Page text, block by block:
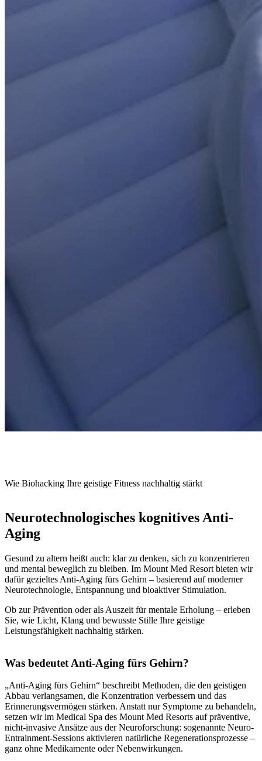
Wie Biohacking Ihre geistige Fitness nachhaltig stärkt
Neurotechnologisches kognitives Anti-
Aging
Gesund zu altern heißt auch: klar zu denken, sich zu konzentrieren
und mental beweglich zu bleiben. Im Mount Med Resort bieten wir
dafür gezieltes Anti-Aging fürs Gehirn – basierend auf moderner
Neurotechnologie, Entspannung und bioaktiver Stimulation.
Ob zur Prävention oder als Auszeit für mentale Erholung – erleben
Sie, wie Licht, Klang und bewusste Stille Ihre geistige
Leistungsfähigkeit nachhaltig stärken.
Was bedeutet Anti-Aging fürs Gehirn?
„Anti-Aging fürs Gehirn“ beschreibt Methoden, die den geistigen
Abbau verlangsamen, die Konzentration verbessern und das
Erinnerungsvermögen stärken. Anstatt nur Symptome zu behandeln,
setzen wir im Medical Spa des Mount Med Resorts auf präventive,
nicht-invasive Ansätze aus der Neuroforschung: sogenannte Neuro-
Entrainment-Sessions aktivieren natürliche Regenerationsprozesse –
ganz ohne Medikamente oder Nebenwirkungen.